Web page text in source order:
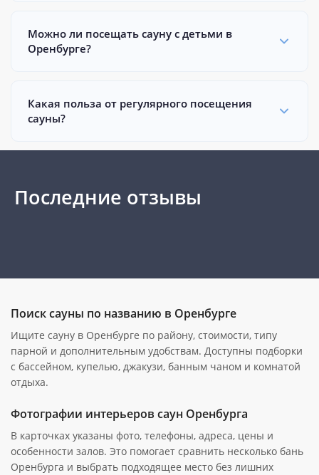
Можно ли посещать сауну с детьми в
Оренбурге?
Какая польза от регулярного посещения
сауны?
Последние отзывы
Поиск сауны по названию в Оренбурге
Ищите сауну в Оренбурге по району, стоимости, типу
парной и дополнительным удобствам. Доступны подборки
с бассейном, купелью, джакузи, банным чаном и комнатой
отдыха.
Фотографии интерьеров саун Оренбурга
В карточках указаны фото, телефоны, адреса, цены и
особенности залов. Это помогает сравнить несколько бань
Оренбурга и выбрать подходящее место без лишних